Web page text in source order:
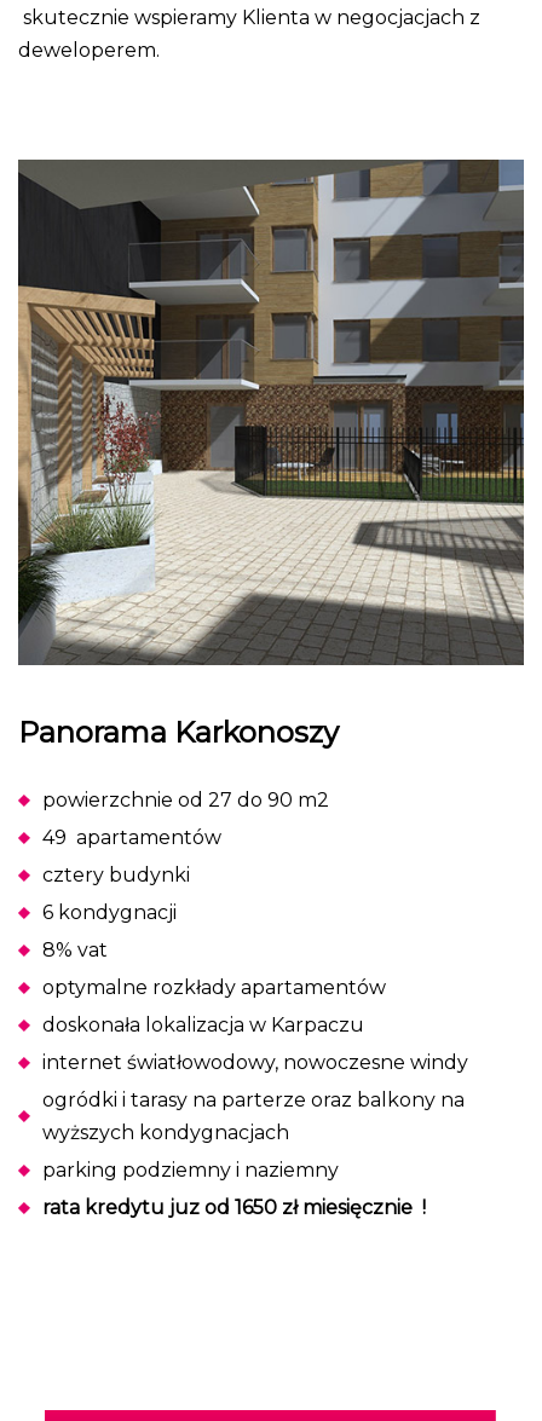
skutecznie wspieramy Klienta w negocjacjach z
deweloperem.
Panorama Karkonoszy
powierzchnie od 27 do 90 m2
49 apartamentów
cztery budynki
6 kondygnacji
8% vat
optymalne rozkłady apartamentów
doskonała lokalizacja w Karpaczu
internet światłowodowy, nowoczesne windy
ogródki i tarasy na parterze oraz balkony na
wyższych kondygnacjach
parking podziemny i naziemny
rata kredytu juz od 1650 zł miesięcznie !